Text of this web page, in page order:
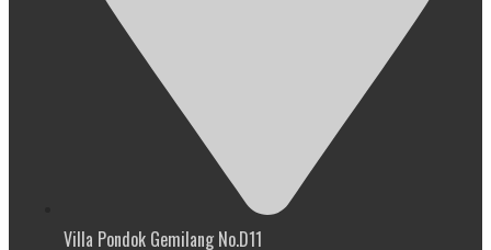
Villa Pondok Gemilang No.D11